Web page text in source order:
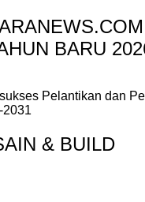
BARU
Pelantikan dan
2031
& BUILD